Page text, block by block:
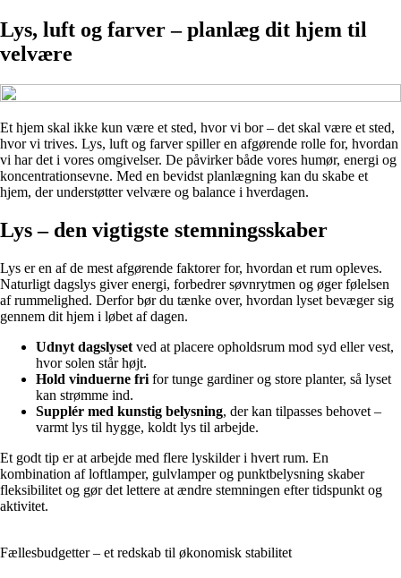
Lys, luft og farver – planlæg dit hjem til
velvære
Et hjem skal ikke kun være et sted, hvor vi bor – det skal være et sted,
hvor vi trives. Lys, luft og farver spiller en afgørende rolle for, hvordan
vi har det i vores omgivelser. De påvirker både vores humør, energi og
koncentrationsevne. Med en bevidst planlægning kan du skabe et
hjem, der understøtter velvære og balance i hverdagen.
Lys – den vigtigste stemningsskaber
Lys er en af de mest afgørende faktorer for, hvordan et rum opleves.
Naturligt dagslys giver energi, forbedrer søvnrytmen og øger følelsen
af rummelighed. Derfor bør du tænke over, hvordan lyset bevæger sig
gennem dit hjem i løbet af dagen.
Udnyt dagslyset ved at placere opholdsrum mod syd eller vest,
hvor solen står højt.
Hold vinduerne fri for tunge gardiner og store planter, så lyset
kan strømme ind.
Supplér med kunstig belysning, der kan tilpasses behovet –
varmt lys til hygge, koldt lys til arbejde.
Et godt tip er at arbejde med flere lyskilder i hvert rum. En
kombination af loftlamper, gulvlamper og punktbelysning skaber
fleksibilitet og gør det lettere at ændre stemningen efter tidspunkt og
aktivitet.
Fællesbudgetter – et redskab til økonomisk stabilitet